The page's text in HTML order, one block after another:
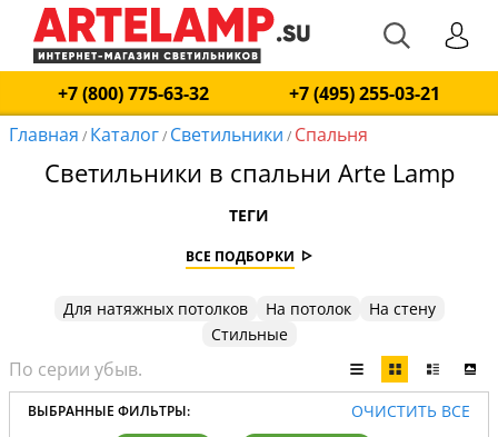
+7 (800) 775-63-32
+7 (495) 255-03-21
Главная / Каталог/ Светильники / Спальня
Светильники в спальни Arte Lamp
ТЕГИ
ВСЕ ПОДБОРКИ
Для натяжных потолков На потолок
На стену
Стильные
ВЫБРАННЫЕ ФИЛЬТРЫ: ОЧИСТИТЬ ВСЕ